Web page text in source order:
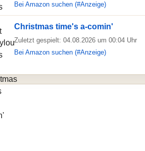
Bei Amazon suchen (#Anzeige)
Christmas time's a-comin'
Zuletzt gespielt: 04.08.2026 um 00:04 Uhr
Bei Amazon suchen (#Anzeige)